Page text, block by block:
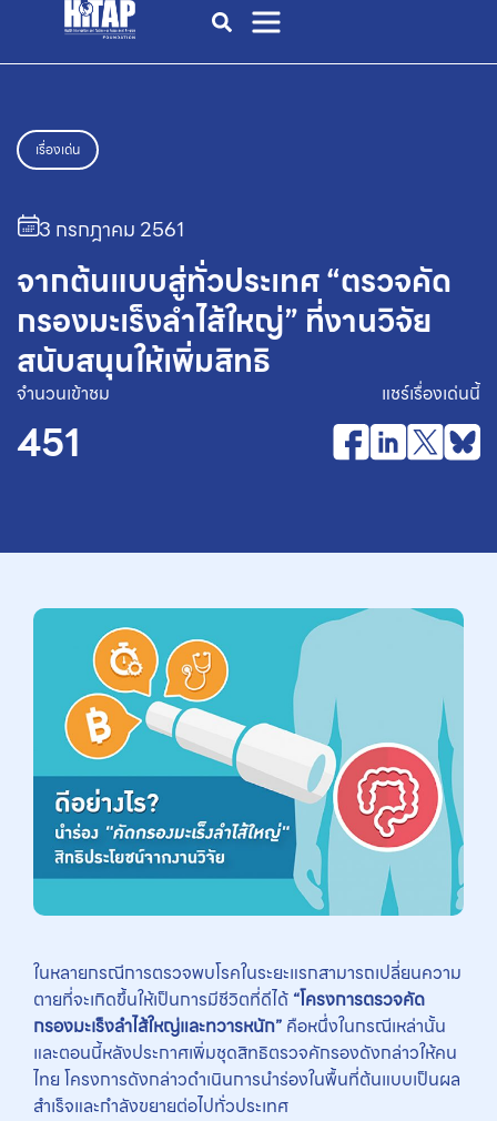
เรื่องเด่น
3 กรกฎาคม 2561
จากต้นแบบสู่ทั่วประเทศ “ตรวจคัด
กรองมะเร็งลำไส้ใหญ่” ที่งานวิจัย
สนับสนุนให้เพิ่มสิทธิ
จำนวนเข้าชม
451
แชร์เรื่องเด่นนี้
ในหลายกรณีการตรวจพบโรคในระยะแรกสามารถเปลี่ยนความ
ตายที่จะเกิดขึ้นให้เป็นการมีชีวิตที่ดีได้ “โครงการตรวจคัด
กรองมะเร็งลำไส้ใหญ่และทวารหนัก” คือหนึ่งในกรณีเหล่านั้น
และตอนนี้หลังประกาศเพิ่มชุดสิทธิตรวจคักรองดังกล่าวให้คน
ไทย โครงการดังกล่าวดำเนินการนำร่องในพื้นที่ต้นแบบเป็นผล
สำเร็จและกำลังขยายต่อไปทั่วประเทศ